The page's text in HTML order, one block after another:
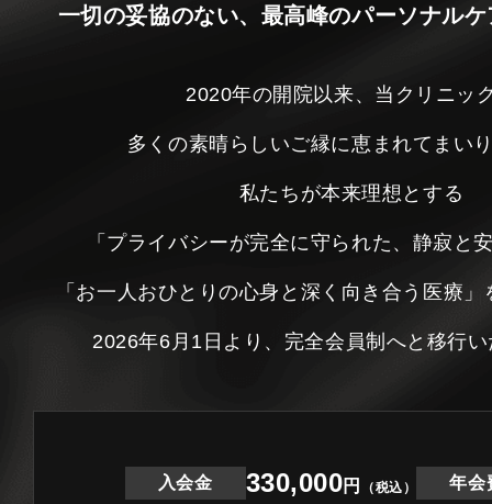
一切の妥協のない、最高峰のパーソナル
2020年の開院以来、当クリニッ
多くの素晴らしいご縁に恵まれてまい
私たちが本来理想とする
「プライバシーが完全に守られた、静寂と
「お一人おひとりの心身と深く向き合う医療
2026年6月1日より、完全会員制へと移行
入会金 330,000円 （税込） 年会